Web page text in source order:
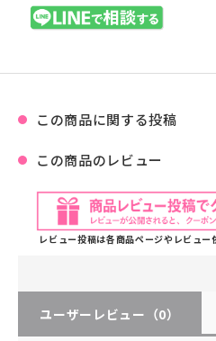
この商品に関する投稿
この商品のレビュー
レビュー投稿は各商品ページやレビュー
ユーザーレビュー （0）